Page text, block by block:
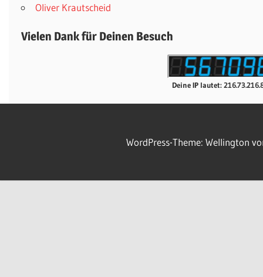
Oliver Krautscheid
Vielen Dank für Deinen Besuch
Deine IP lautet:
WordPress-Theme: Wellington